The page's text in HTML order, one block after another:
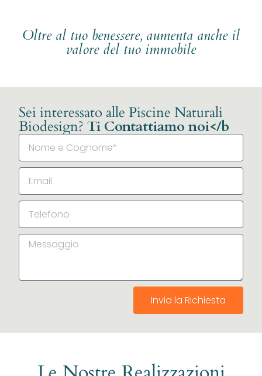
Oltre al tuo benessere, aumenta anche il
valore del tuo immobile
Sei interessato alle Piscine Naturali
Biodesign? Ti Contattiamo noi</b
Invia la Richiesta